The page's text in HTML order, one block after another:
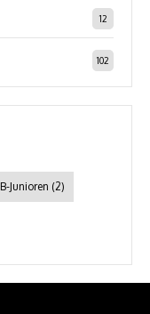
12
102
B-Junioren (2)